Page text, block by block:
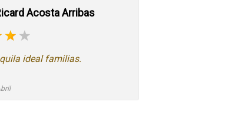
Acosta Arribas
ideal familias.